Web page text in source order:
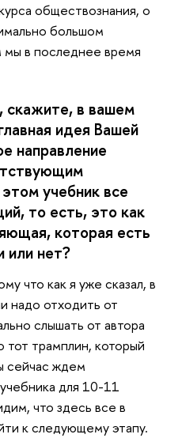
обществознания, о
большом
мы в последнее время
скажите, в вашем
идея Вашей
направление
учебник все
то есть, это как
которая есть
или нет?
что как я уже сказал, в
надо отходить от
слышать от автора
тот трамплин, который
сейчас ждем
для 10-11
что здесь все в
к следующему этапу.